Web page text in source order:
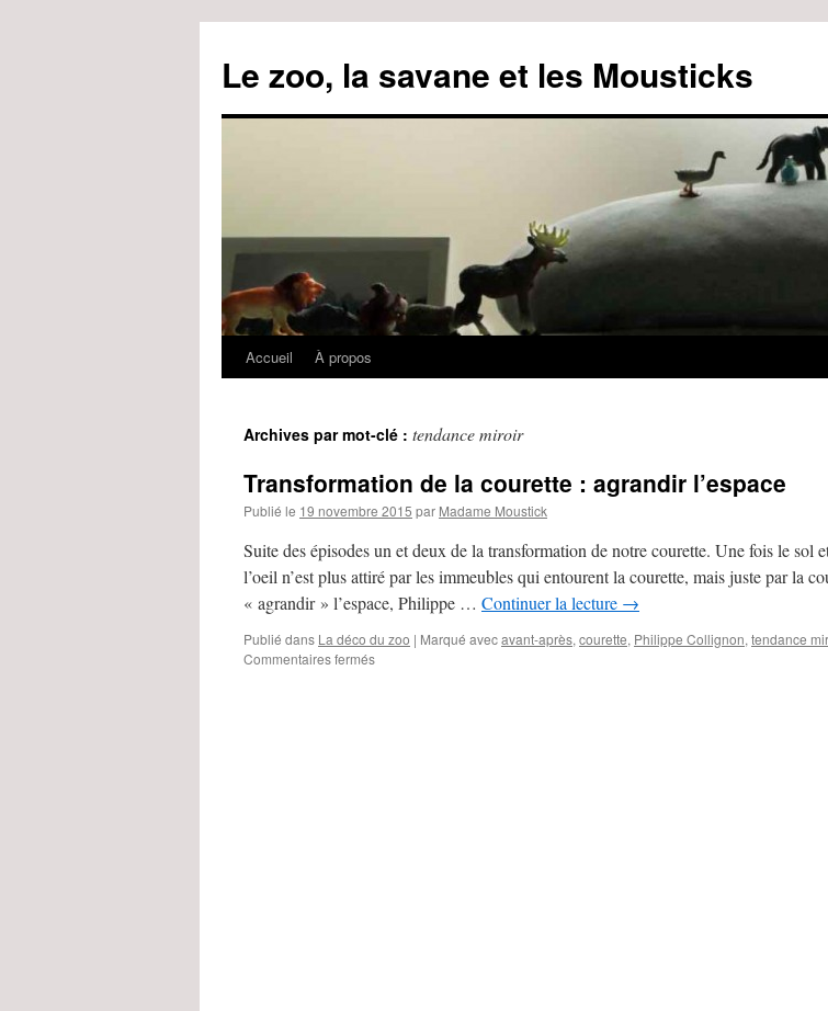
Le zoo, la savane et les Mousticks
Aller
contenu
Accueil À propos
Archives par mot-clé : tendance miroir
Transformation de la courette : agrandir l’espace
Publié le 19 novembre 2015 par Madame Moustick
Suite des épisodes un et deux de la transformation de notre courette. Une fois le sol
l’oeil n’est plus attiré par les immeubles qui entourent la courette, mais juste par la
« agrandir » l’espace, Philippe … Continuer la lecture →
Publié dans La déco du zoo | Marqué avecavant-après, courette, Philippe Collignon, tendance
Commentaires fermés